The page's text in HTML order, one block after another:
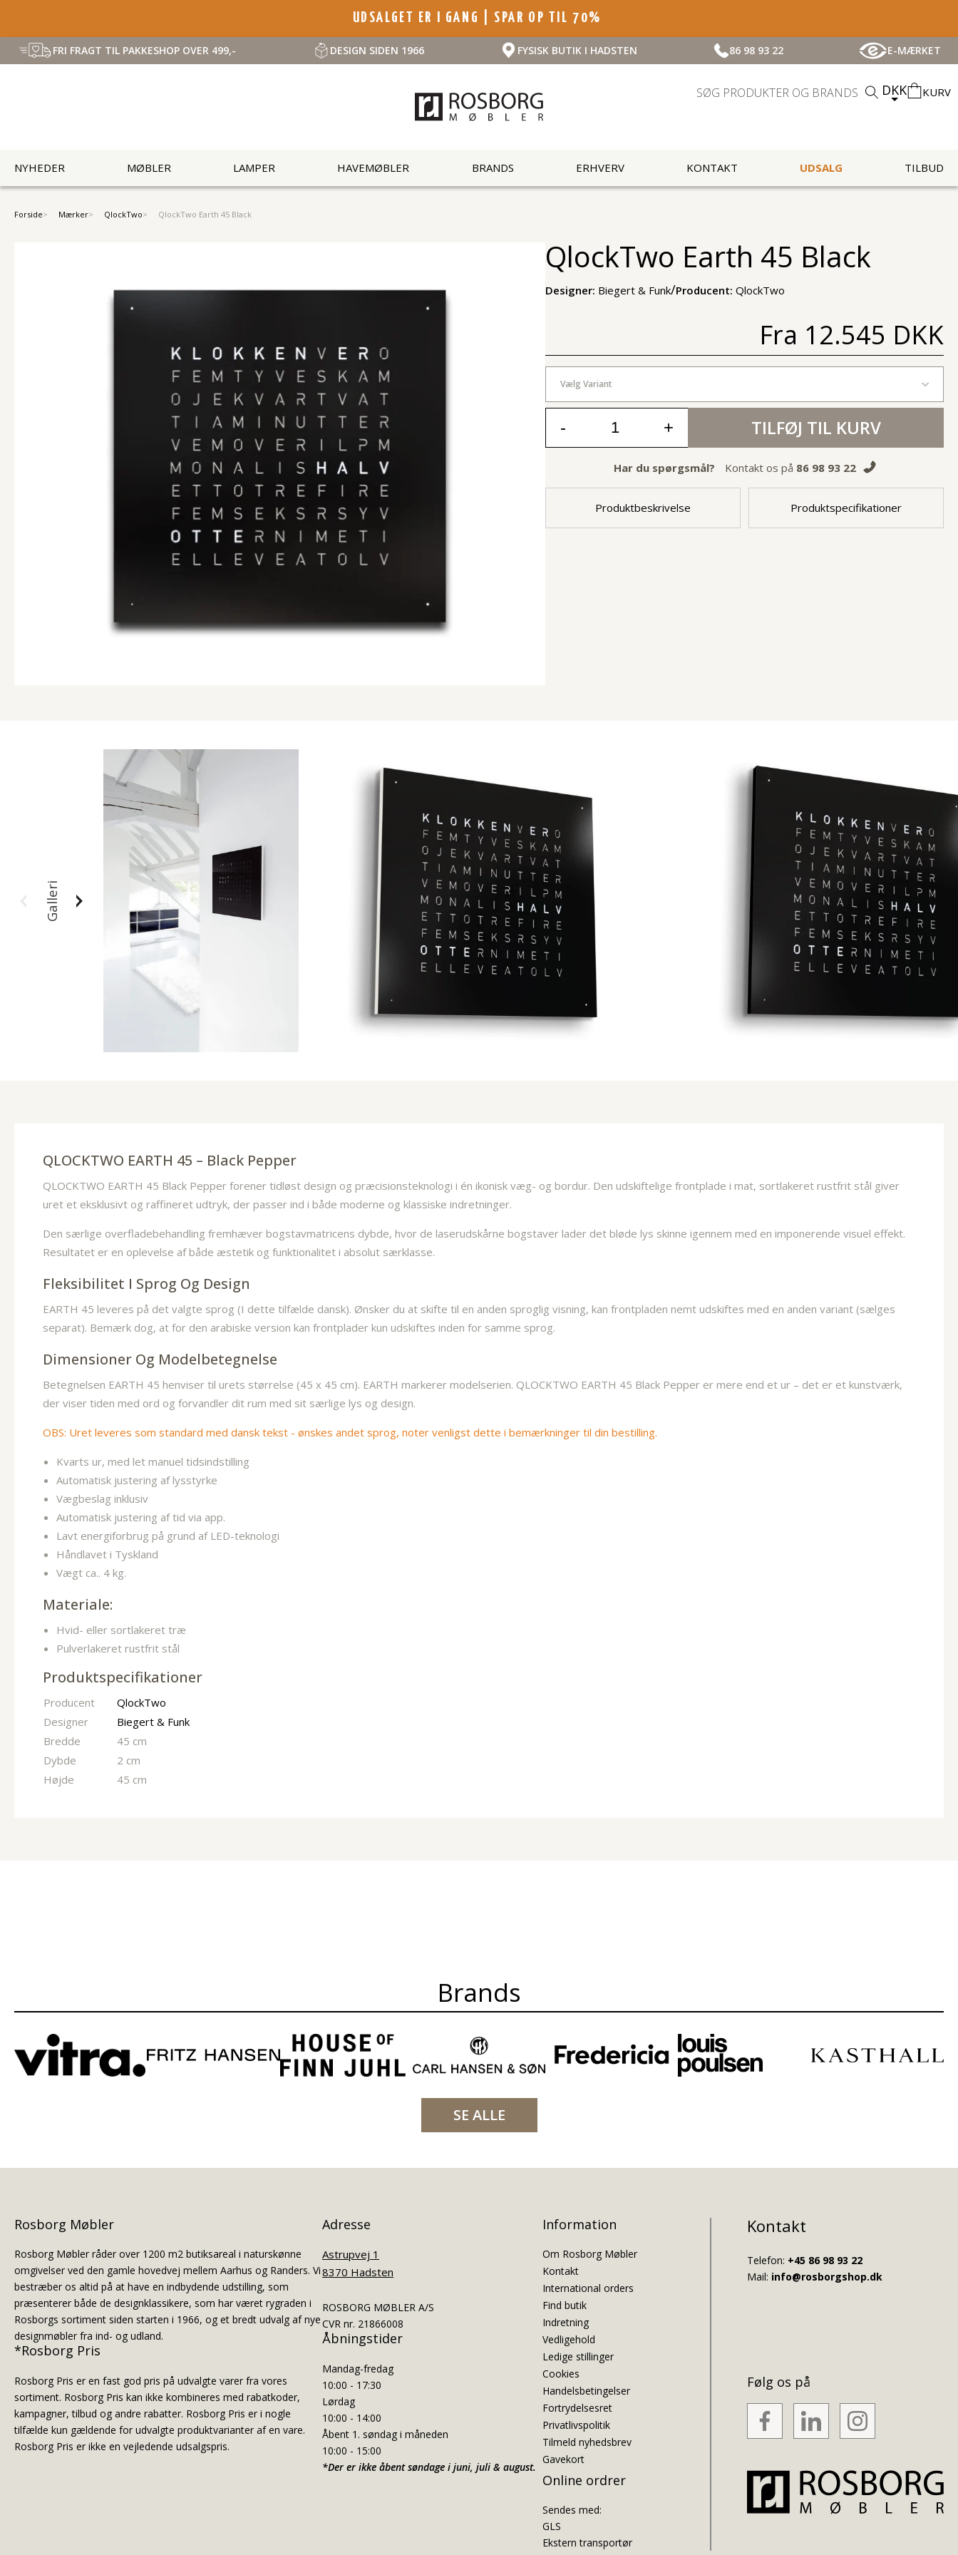
UDSALGET ER I GANG | SPAR OP TIL 70%
FRI FRAGT TIL PAKKESHOP OVER 499,- DESIGN SIDEN 1966 FYSISK BUTIK I HADSTEN 86 98 93 22 E-MÆRKET
DKK KURV
NYHEDER MØBLER LAMPER HAVEMØBLER BRANDS ERHVERV KONTAKT UDSALG TILBUD
Forside Mærker QlockTwo QlockTwo Earth 45 Black
QlockTwo Earth 45 Black
Designer: Biegert & Funk/Producent:QlockTwo
Fra 12.545 DKK
Vælg Variant
- + TILFØJ TIL KURV
Har du spørgsmål? Kontakt os på 86 98 93 22
Produktbeskrivelse Produktspecifikationer
Galleri
QLOCKTWO EARTH 45 – Black Pepper
QLOCKTWO EARTH 45 Black Pepper forener tidløst design og præcisionsteknologi i én ikonisk væg- og bordur. Den udskiftelige frontplade i mat, sortlakeret rustfrit stål giver
uret et eksklusivt og raffineret udtryk, der passer ind i både moderne og klassiske indretninger.
Den særlige overfladebehandling fremhæver bogstavmatricens dybde, hvor de laserudskårne bogstaver lader det bløde lys skinne igennem med en imponerende visuel effekt.
Resultatet er en oplevelse af både æstetik og funktionalitet i absolut særklasse.
Fleksibilitet I Sprog Og Design
EARTH 45 leveres på det valgte sprog (I dette tilfælde dansk). Ønsker du at skifte til en anden sproglig visning, kan frontpladen nemt udskiftes med en anden variant (sælges
separat). Bemærk dog, at for den arabiske version kan frontplader kun udskiftes inden for samme sprog.
Dimensioner Og Modelbetegnelse
Betegnelsen EARTH 45 henviser til urets størrelse (45 x 45 cm). EARTH markerer modelserien. QLOCKTWO EARTH 45 Black Pepper er mere end et ur – det er et kunstværk,
der viser tiden med ord og forvandler dit rum med sit særlige lys og design.
OBS: Uret leveres som standard med dansk tekst - ønskes andet sprog, noter venligst dette i bemærkninger til din bestilling.
Kvarts ur, med let manuel tidsindstilling
Automatisk justering af lysstyrke
Vægbeslag inklusiv
Automatisk justering af tid via app.
Lavt energiforbrug på grund af LED-teknologi
Håndlavet i Tyskland
Vægt ca.. 4 kg.
Materiale:
Hvid- eller sortlakeret træ
Pulverlakeret rustfrit stål
Produktspecifikationer
Producent
QlockTwo
Designer
Biegert & Funk
Bredde
45 cm
Dybde
2 cm
Højde
45 cm
Brands
SE ALLE
Rosborg Møbler
Rosborg Møbler råder over 1200 m2 butiksareal i naturskønne
omgivelser ved den gamle hovedvej mellem Aarhus og Randers. Vi
bestræber os altid på at have en indbydende udstilling, som
præsenterer både de designklassikere, som har været rygraden i
Rosborgs sortiment siden starten i 1966, og et bredt udvalg af nye
designmøbler fra ind- og udland.
*Rosborg Pris
Rosborg Pris er en fast god pris på udvalgte varer fra vores
sortiment. Rosborg Pris kan ikke kombineres med rabatkoder,
kampagner, tilbud og andre rabatter. Rosborg Pris er i nogle
tilfælde kun gældende for udvalgte produktvarianter af en vare.
Rosborg Pris er ikke en vejledende udsalgspris.
Adresse
Astrupvej 1
8370 Hadsten
ROSBORG MØBLER A/S
CVR nr. 21866008
Åbningstider
Mandag-fredag
10:00 - 17:30
Lørdag
10:00 - 14:00
Åbent 1. søndag i måneden
10:00 - 15:00
*Der er ikke åbent søndage i juni, juli & august.
Information
Om Rosborg Møbler
Kontakt
International orders
Find butik
Indretning
Vedligehold
Ledige stillinger
Cookies
Handelsbetingelser
Fortrydelsesret
Privatlivspolitik
Tilmeld nyhedsbrev
Gavekort
Online ordrer
Sendes med:
GLS
Ekstern transportør
Kontakt
Telefon: +45 86 98 93 22
Mail: info@rosborgshop.dk
Følg os på